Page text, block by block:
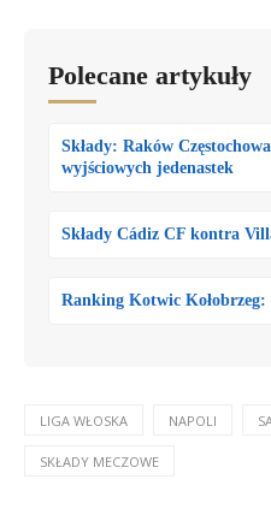
Polecane artykuły
Składy: Raków
wyjściowych jedenastek
Składy Cádiz CF kontra
Ranking Kotwic Kołobrzeg:
LIGA WŁOSKA NAPOLI
SKŁADY MECZOWE